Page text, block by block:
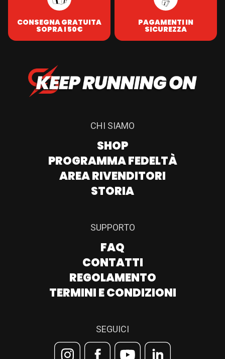
CONSEGNA GRATUITA
SOPRA I 50€
PAGAMENTI IN
SICUREZZA
CHI SIAMO
SHOP
PROGRAMMA FEDELTÀ
AREA RIVENDITORI
STORIA
SEGUICI
SUPPORTO
FAQ
CONTATTI
REGOLAMENTO
TERMINI E CONDIZIONI